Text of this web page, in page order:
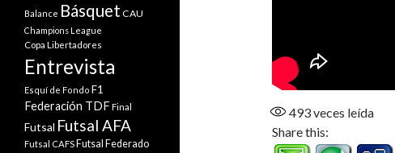
493veces leída
Share this:
Balance Básquet CAU
Champions League
Copa Libertadores
Entrevista
Esquí de Fondo F1
Federación TDF Final
Futsal Futsal AFA
Futsal CAFS Futsal Federado